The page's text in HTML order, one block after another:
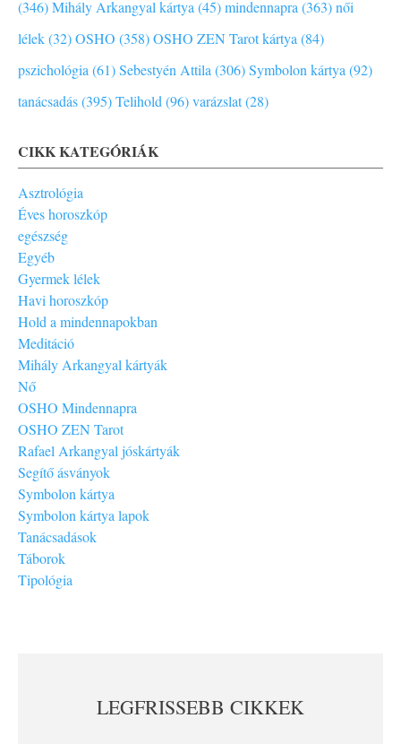
(346)Mihály Arkangyal kártya (45)mindennapra (363)női
lélek (32)OSHO (358)OSHO ZEN Tarot kártya (84)
pszichológia (61)Sebestyén Attila (306)Symbolon kártya (92)
tanácsadás (395)Telihold (96)varázslat (28)
CIKK KATEGÓRIÁK
Asztrológia
Éves horoszkóp
egészség
Egyéb
Gyermek lélek
Havi horoszkóp
Hold a mindennapokban
Meditáció
Mihály Arkangyal kártyák
Nő
OSHO Mindennapra
OSHO ZEN Tarot
Rafael Arkangyal jóskártyák
Segítő ásványok
Symbolon kártya
Symbolon kártya lapok
Tanácsadások
Táborok
Tipológia
LEGFRISSEBB CIKKEK